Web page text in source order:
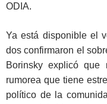
ODIA.
Ya está disponible el
dos confirmaron el
Borinsky explicó
rumorea que tiene
político de la